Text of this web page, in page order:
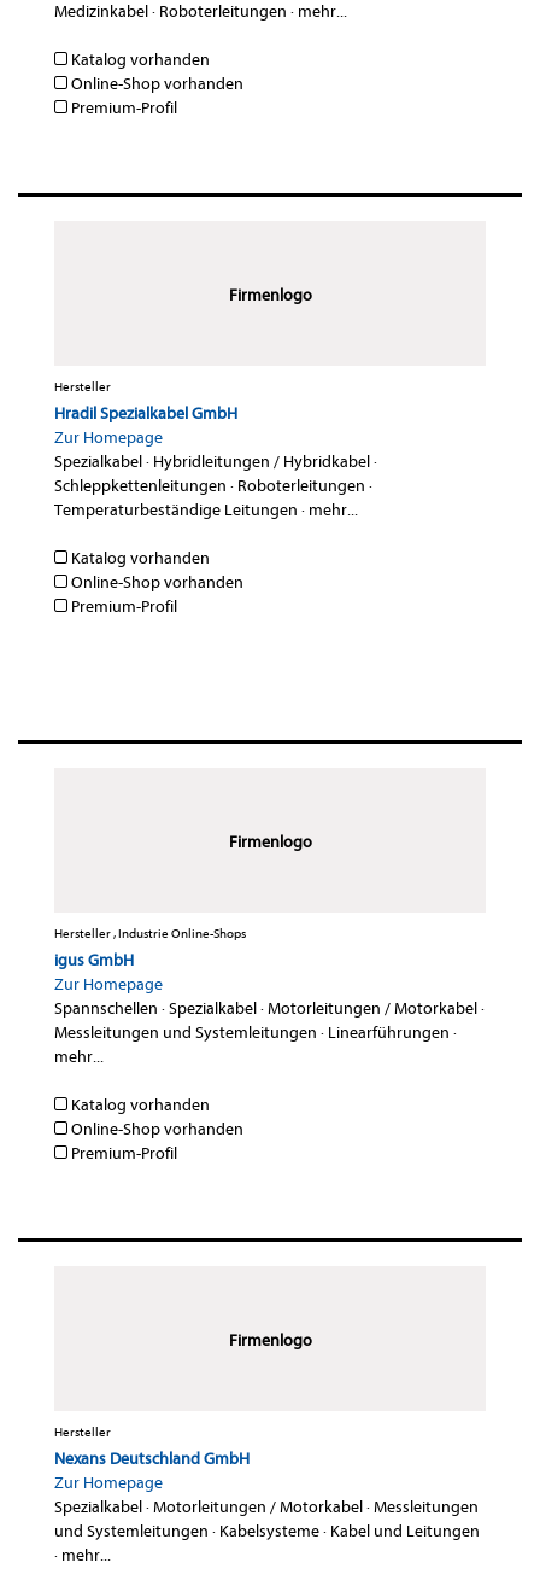
Medizinkabel· Roboterleitungen · mehr...
Katalog vorhanden
Online-Shop vorhanden
Premium-Profil
Firmenlogo
Hersteller
Hradil Spezialkabel GmbH
Zur Homepage
Spezialkabel· Hybridleitungen / Hybridkabel·
Schleppkettenleitungen · Roboterleitungen ·
Temperaturbeständige Leitungen · mehr...
Katalog vorhanden
Online-Shop vorhanden
Premium-Profil
Firmenlogo
Hersteller , Industrie Online-Shops
igus GmbH
Zur Homepage
Spannschellen ·Spezialkabel·Motorleitungen / Motorkabel·
Messleitungen und Systemleitungen · Linearführungen ·
mehr...
Katalog vorhanden
Online-Shop vorhanden
Premium-Profil
Firmenlogo
Hersteller
Nexans Deutschland GmbH
Zur Homepage
Spezialkabel·Motorleitungen / Motorkabel·Messleitungen
und Systemleitungen · Kabelsysteme· Kabel und Leitungen
· mehr...